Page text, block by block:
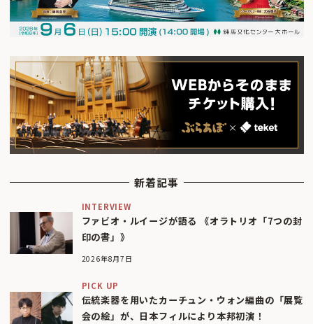
新着記事
INTERVIEW
ファビオ・ルイージが語る 《オラトリオ「7つの封
印の書」》
2026年8月7日
PICK UP
伝統楽器を用いたカーチュン・ウォン編曲の「展覧
会の絵」が、日本フィルにより本邦初演！